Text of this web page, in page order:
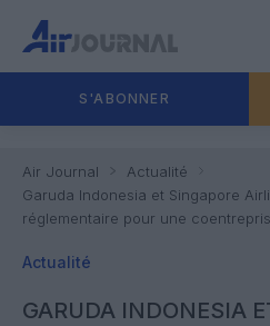
S'ABONNER
Air Journal
Actualité
Garuda Indonesia et Singapore
réglementaire pour une
Actualité
GARUDA INDONESIA